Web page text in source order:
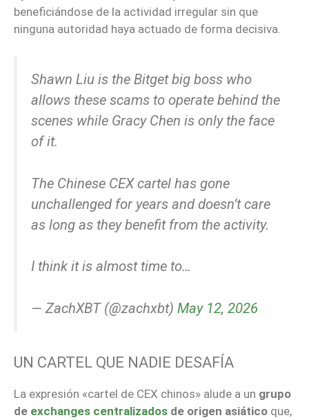
beneficiándose de la actividad irregular sin que
ninguna autoridad haya actuado de forma decisiva.
Shawn Liu is the Bitget big boss who
allows these scams to operate behind the
scenes while Gracy Chen is only the face
of it.
The Chinese CEX cartel has gone
unchallenged for years and doesn’t care
as long as they benefit from the activity.
I think it is almost time to…
— ZachXBT (@zachxbt) May 12, 2026
UN CARTEL QUE NADIE DESAFÍA
La expresión «cartel de CEX chinos» alude a un grupo
de exchanges centralizados de origen asiático que,